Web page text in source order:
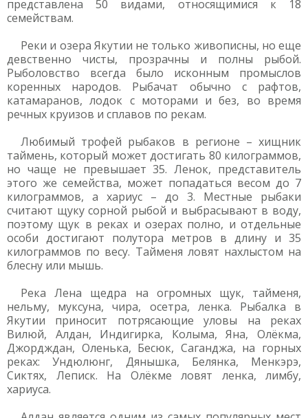
представлена 50 видами, относящимися к 18
семействам.
Реки и озера Якутии не только живописны, но еще
девственно чисты, прозрачны и полны рыбой.
Рыболовство всегда было исконным промыслов
коренных народов. Рыбачат обычно с рафтов,
катамаранов, лодок с моторами и без, во время
речных круизов и сплавов по рекам.
Любимый трофей рыбаков в регионе – хищник
таймень, который может достигать 80 килограммов,
но чаще не превышает 35. Ленок, представитель
этого же семейства, может попадаться весом до 7
килограммов, а хариус – до 3. Местные рыбаки
считают щуку сорной рыбой и выбрасывают в воду,
поэтому щук в реках и озерах полно, и отдельные
особи достигают полутора метров в длину и 35
килограммов по весу. Тайменя ловят нахлыстом на
блесну или мышь.
Река Лена щедра на огромных щук, тайменя,
нельму, муксуна, чира, осетра, ленка. Рыбалка в
Якутии приносит потрясающие уловы на реках
Вилюй, Алдан, Индигирка, Колыма, Яна, Олёкма,
Джордждан, Оленька, Бесюк, Саганджа, на горных
реках: Ундюлюнг, Дянышка, Белянка, Менкэрэ,
Сиктях, Леписк. На Олёкме ловят ленка, лимбу,
хариуса.